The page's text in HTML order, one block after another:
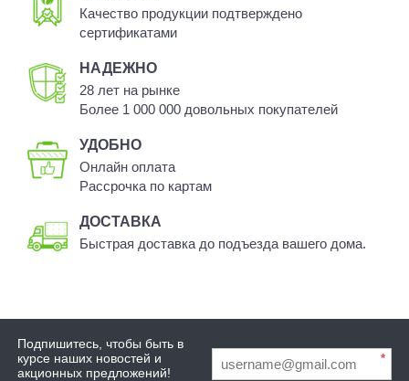
Качество продукции подтверждено
сертификатами
НАДЕЖНО
28 лет на рынке
Более 1 000 000 довольных покупателей
УДОБНО
Онлайн оплата
Рассрочка по картам
ДОСТАВКА
Быстрая доставка до подъезда вашего дома.
Подпишитесь, чтобы быть в
курсе наших новостей и
акционных предложений!
*